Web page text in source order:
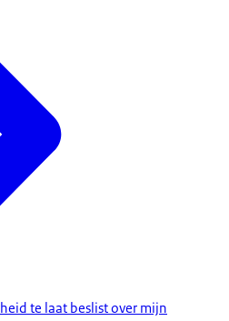
te laat beslist over mijn